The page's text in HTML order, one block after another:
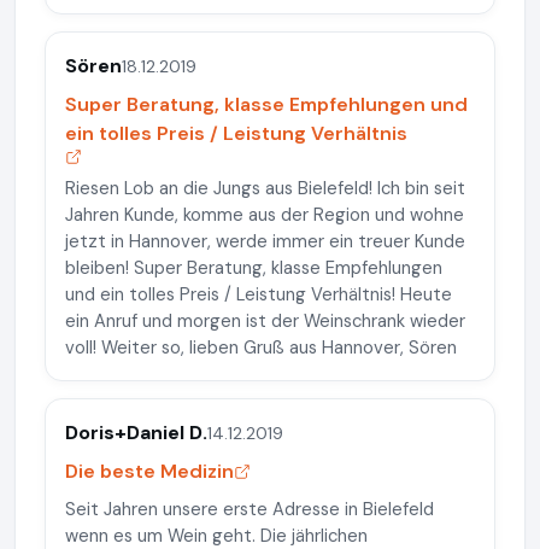
Sören18.12.2019
Super Beratung, klasse Empfehlungen und
ein tolles Preis / Leistung Verhältnis
Riesen Lob an die Jungs aus Bielefeld! Ich bin seit
Jahren Kunde, komme aus der Region und wohne
jetzt in Hannover, werde immer ein treuer Kunde
bleiben! Super Beratung, klasse Empfehlungen
und ein tolles Preis / Leistung Verhältnis! Heute
ein Anruf und morgen ist der Weinschrank wieder
voll! Weiter so, lieben Gruß aus Hannover, Sören
Doris+Daniel D.14.12.2019
Die beste Medizin
Seit Jahren unsere erste Adresse in Bielefeld
wenn es um Wein geht. Die jährlichen